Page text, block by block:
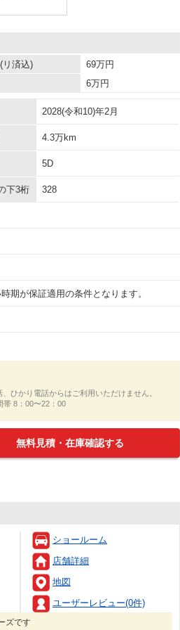
リ済込) 69万円
6万円
2028(令和10)年2月
4.3万km
5D
下3桁 328
期が保証適用の条件となります。
ひかり電話からはご利用いただけません。
帯 8：00〜22：00
無料見積・在庫確認する
ショールーム
店舗詳細
地図
ユーザーレビュー(0件)
ズです